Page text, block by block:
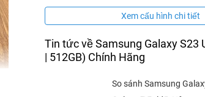
Xem cấu hình chi tiết
Tin tức về Samsung Galaxy S23
| 512GB) Chính Hãng
So sánh Samsung